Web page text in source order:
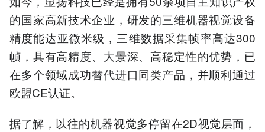
的国家高新技术企业，研发的三维机器视觉设备
精度能达亚微米级，三维数据采集帧率高达300
帧，具有高精度、大景深、高稳定性的优势，已
在多个领域成功替代进口同类产品，并顺利通过
欧盟CE认证。
据了解，以往的机器视觉多停留在2D视觉层面，